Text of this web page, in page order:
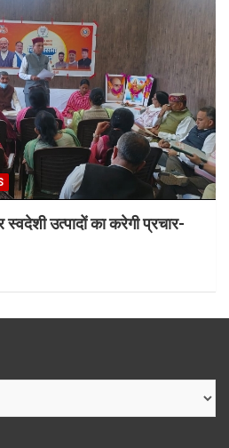
उत्पादों का करेगी प्रचार-